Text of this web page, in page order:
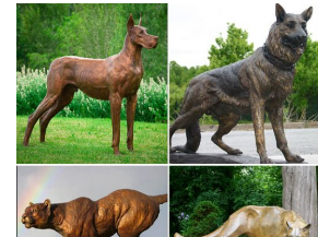
Москвы.Бронзовая статуэтка "Собака" (в
24500-а. Дополнительные фотоКаждый
магазине уникален и может отличаться
фото образца.
Фигурки Собак 2018.Магазин Смешных…
Фигурки Собак 2018.Магазин денежных
собак.Купить статуэтку собаки де20шево
Москве.Собачки(светло-
игрушки,VIP-статуэтки,)-Подарки-Собаки